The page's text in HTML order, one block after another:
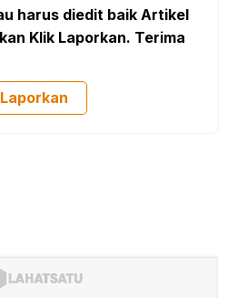
harus diedit baik Artikel
Klik Laporkan. Terima
Laporkan